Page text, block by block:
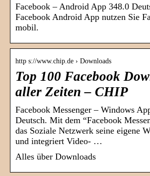
Facebook – Android App 348.0
Facebook Android App nutzen Sie
mobil.
http s://www.chip.de › Downloads
Top 100 Facebook
aller Zeiten – CHIP
Facebook Messenger – Windows
Deutsch. Mit dem “Facebook
das Soziale Netzwerk seine eigene
und integriert Video- …
Alles über Downloads